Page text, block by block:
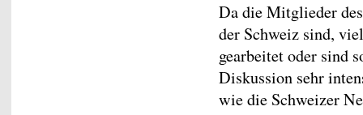
Da die Mitglieder
der Schweiz sind,
gearbeitet oder sind
Diskussion sehr
wie die Schweizer